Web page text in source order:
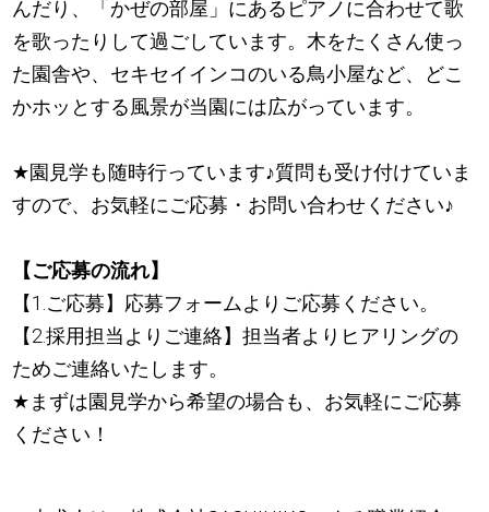
んだり、「かぜの部屋」にあるピアノに合わせて歌
を歌ったりして過ごしています。木をたくさん使っ
た園舎や、セキセイインコのいる鳥小屋など、どこ
かホッとする風景が当園には広がっています。
★園見学も随時行っています♪質問も受け付けていま
すので、お気軽にご応募・お問い合わせください♪
【ご応募の流れ】
【1.ご応募】応募フォームよりご応募ください。
【2.採用担当よりご連絡】担当者よりヒアリングの
ためご連絡いたします。
★ まずは園見学から希望の場合も、お気軽にご応募
ください！